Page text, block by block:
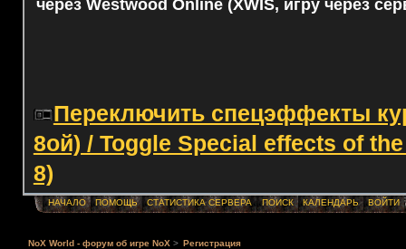
через Westwood Online (XWIS, игру через
Переключить спецэффекты
8ой) / Toggle Special effects of
8)
НАЧАЛО ПОМОЩЬ СТАТИСТИКА СЕРВЕРА ПОИСК КАЛЕНДАРЬ ВОЙТИ
NoX World - форум об игре NoX > Регистрация